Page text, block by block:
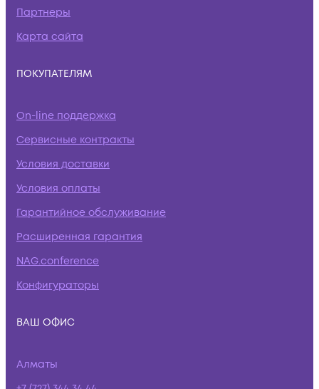
Партнеры
Карта сайта
ПОКУПАТЕЛЯМ
On-line поддержка
Сервисные контракты
Условия доставки
Условия оплаты
Гарантийное обслуживание
Расширенная гарантия
NAG.conference
Конфигураторы
ВАШ ОФИС
Алматы